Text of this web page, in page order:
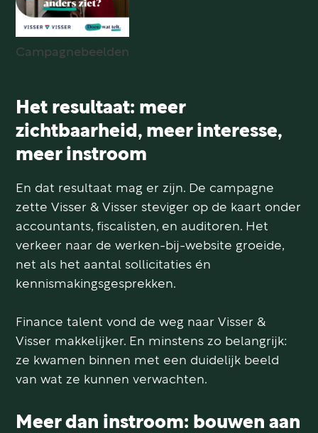
Campagnebeelden
Het resultaat: meer
zichtbaarheid, meer interesse,
meer instroom
En dat resultaat mag er zijn. De campagne
zette Visser & Visser steviger op de kaart onder
accountants, fiscalisten, en auditoren. Het
verkeer naar de werken-bij-website groeide,
net als het aantal sollicitaties én
kennismakingsgesprekken.
Finance talent vond de weg naar Visser &
Visser makkelijker. En minstens zo belangrijk:
ze kwamen binnen met een duidelijk beeld
van wat ze kunnen verwachten.
Meer dan instroom: bouwen aan